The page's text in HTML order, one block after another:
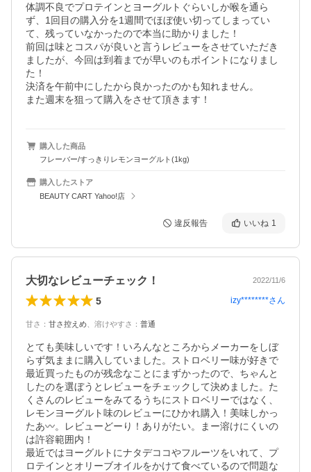
体調不良でプロテインとヨーグルトぐらいしか喉を通ら
ず、1回目の購入分を1週間でほぼ使い切ってしまってい
て、残っていなかったので本当に助かりました！
前回は味とコスパが良いと言うレビューをさせていただき
ましたが、今回は到着までが早いのもポイントになりまし
た！
決済を午前中にしたから良かったのかも知れません。
また週末を狙って購入をさせて頂きます！
購入した商品
フレーバー/すっきりレモンヨーグルト(1kg)
購入したストア
BEAUTY CART Yahoo!店
違反報告 いいね 1
大切なレビューチェック！ 2022/11/6
5 izy********さん
甘さ ： 甘さ控えめ 溶けやすさ ： 普通
とても美味しいです！いろんなところからメーカーをしぼ
らず気ままに購入していました。ストロベリー味が好きで
最近買ったものが残念なことにまずかったので、ちゃんと
したのを選ぼうとレビューをチェックして決めました。た
くさんのレビューをみてるうちにストロベリーではなく、
レモンヨーグルト味のレビューにひかれ購入！美味しかっ
たあ〰。レビューどーり！ありがたい。まー溶けにくいの
は許容範囲内！
最近ではヨーグルトにナタデココやフルーツをいれて、プ
ロテインとオリーブオイルをかけて食べているので問題な